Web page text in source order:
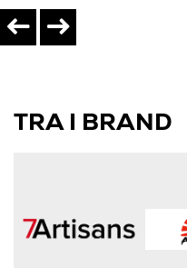
TRA I BRAND